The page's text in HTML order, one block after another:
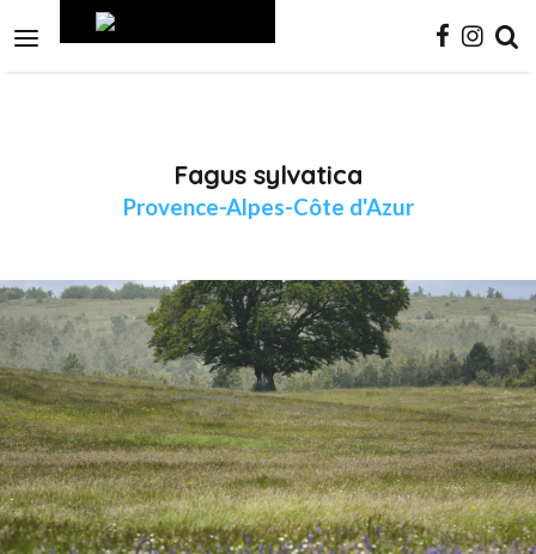
contenu.

Fagus sylvatica
Provence-Alpes-Côte d'Azur